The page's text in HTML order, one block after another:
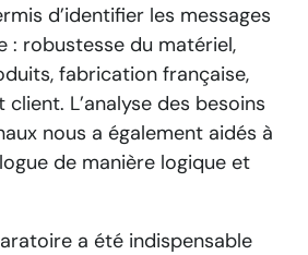
d’identifier les messages
: robustesse du matériel,
fabrication française,
L’analyse des besoins
nous a également aidés à
de manière logique et
a été indispensable